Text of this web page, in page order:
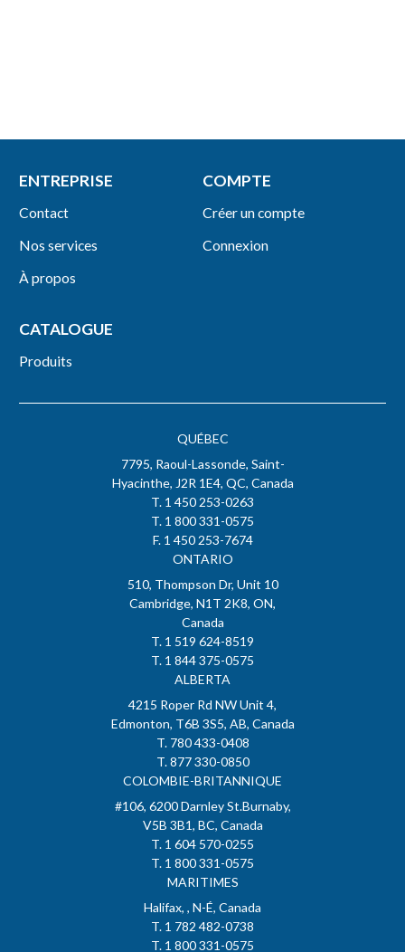
QUÉBEC
7795, Raoul-Lassonde, Saint-
Hyacinthe, J2R 1E4, QC, Canada
T. 1 450 253-0263
T. 1 800 331-0575
F. 1 450 253-7674
ONTARIO
510, Thompson Dr, Unit 10
Cambridge, N1T 2K8, ON,
Canada
T. 1 519 624-8519
T. 1 844 375-0575
ALBERTA
4215 Roper Rd NW Unit 4,
Edmonton, T6B 3S5, AB, Canada
T. 780 433-0408
T. 877 330-0850
COLOMBIE-BRITANNIQUE
#106, 6200 Darnley St.Burnaby,
V5B 3B1, BC, Canada
T. 1 604 570-0255
T. 1 800 331-0575
MARITIMES
Halifax, , N-É, Canada
T. 1 782 482-0738
T. 1 800 331-0575
ENTREPRISE
Contact
Nos services
À propos
COMPTE
Créer un compte
Connexion
CATALOGUE
Produits